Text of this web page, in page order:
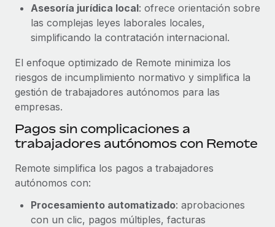
Pento se convierte en un empleador equitativo
con Remote
Gestionar las nóminas internamente es complicado. Tardas
semanas en hacerlo manualmente y, al mes...
Más información
Asesoría jurídica local: ofrece orientación sobre
las complejas leyes laborales locales,
simplificando la contratación internacional.
El enfoque optimizado de Remote minimiza los
riesgos de incumplimiento normativo y simplifica la
gestión de trabajadores autónomos para las
empresas.
Pagos sin complicaciones a
trabajadores autónomos con Remote
Remote simplifica los pagos a trabajadores
autónomos con:
Procesamiento automatizado: aprobaciones
con un clic, pagos múltiples, facturas